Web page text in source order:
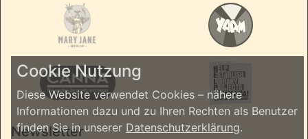
Newsletter
Cookie Nutzung
Diese Website verwendet Cookies – nähere
Informationen dazu und zu Ihren Rechten als Benutzer
finden Sie in unserer Datenschutzerklärung.